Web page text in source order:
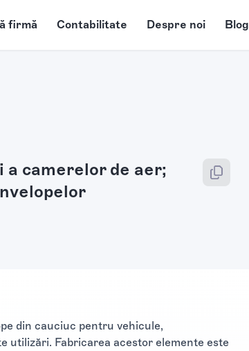
firmă Contabilitate Despre noi Blog
a camerelor de aer;
din cauciuc pentru vehicule,
utilizări. Fabricarea acestor elemente este